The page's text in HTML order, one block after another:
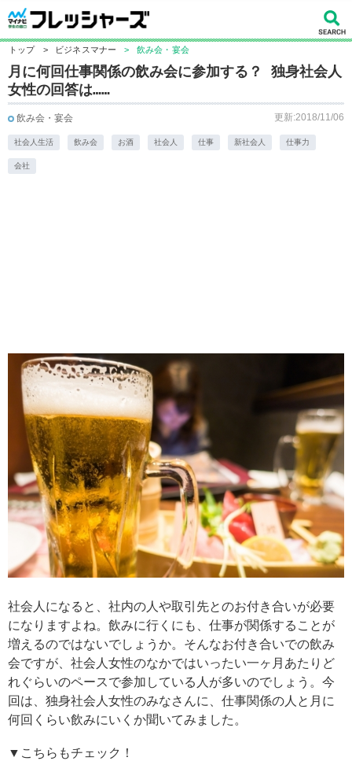
トップ > ビジネスマナー > 飲み会・宴会
月に何回仕事関係の飲み会に参加する？ 独身社会人
女性の回答は……
飲み会・宴会 更新:2018/11/06
社会人生活 飲み会 お酒 社会人 仕事 新社会人 仕事力
会社
社会人になると、社内の人や取引先とのお付き合いが必要
になりますよね。飲みに行くにも、仕事が関係することが
増えるのではないでしょうか。そんなお付き合いでの飲み
会ですが、社会人女性のなかではいったい一ヶ月あたりど
れぐらいのペースで参加している人が多いのでしょう。今
回は、独身社会人女性のみなさんに、仕事関係の人と月に
何回くらい飲みにいくか聞いてみました。
▼こちらもチェック！